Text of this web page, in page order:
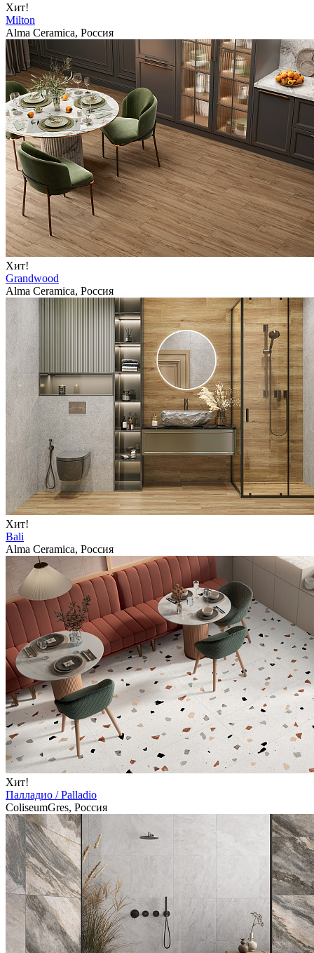
Хит!
Milton
Alma Ceramica, Россия
Хит!
Grandwood
Alma Ceramica, Россия
Хит!
Bali
Alma Ceramica, Россия
Хит!
Палладио / Palladio
ColiseumGres, Россия